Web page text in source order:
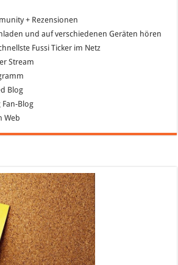
+ Rezensionen
und auf verschiedenen Geräten hören
Fussi Ticker im Netz
Stream
Blog
Fan-Blog
Web